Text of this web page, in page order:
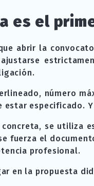
es el
abrir la
número
estar especificado.
se utiliza
fuerza el
profesional.
en la propuesta